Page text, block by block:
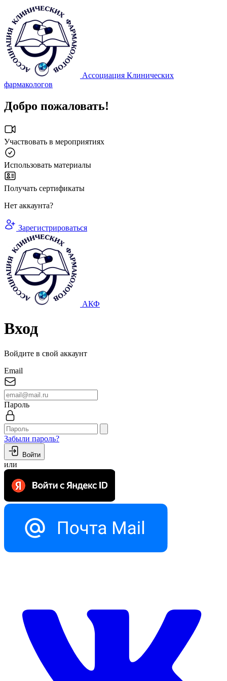
Ассоциация Клинических
фармакологов
Добро пожаловать!
Участвовать в мероприятиях
Использовать материалы
Получать сертификаты
Нет аккаунта?
Зарегистрироваться
АКФ
Вход
Войдите в свой аккаунт
Email
Пароль
Забыли пароль?
Войти
или